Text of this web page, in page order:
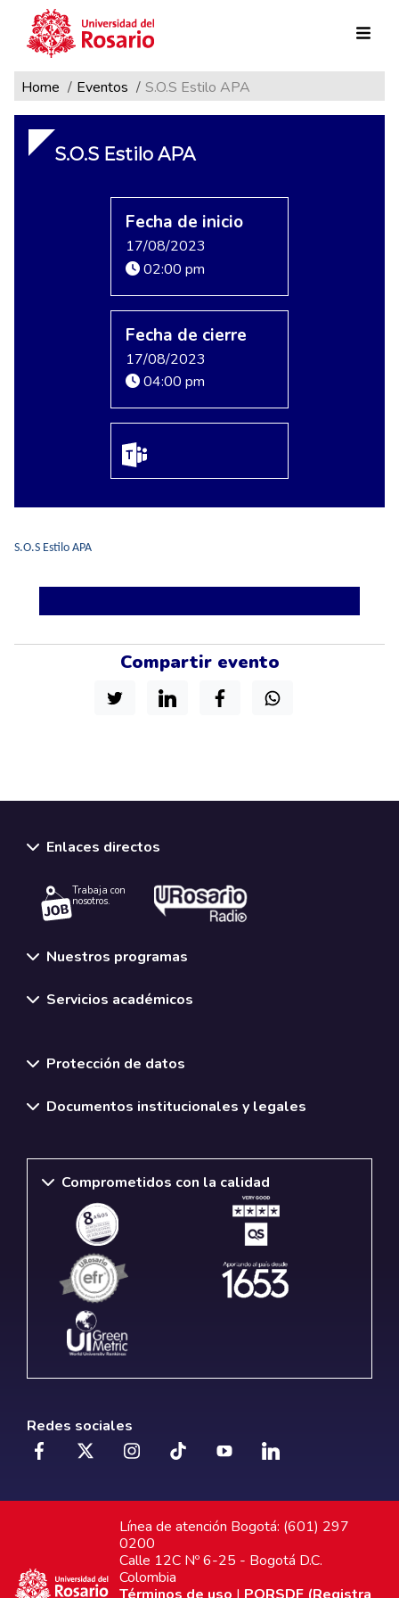
Pasar al contenido principal
Compartir evento
Ruta de navegación
Home Eventos S.O.S Estilo APA
S.O.S Estilo APA
Fecha de inicio
17/08/2023
02:00 pm
Fecha de cierre
17/08/2023
04:00 pm
S.O.S Estilo APA
Enlaces directos
Trabaja con
nosotros.
Nuestros programas
Servicios académicos
Protección de datos
Documentos institucionales y legales
Comprometidos con la calidad
Redes sociales
Línea de atención Bogotá: (601) 297
0200
Calle 12C Nº 6-25 - Bogotá D.C.
Colombia